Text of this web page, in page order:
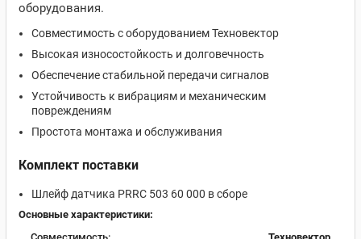
оборудования.
Совместимость с оборудованием Техновектор
Высокая износостойкость и долговечность
Обеспечение стабильной передачи сигналов
Устойчивость к вибрациям и механическим
повреждениям
Простота монтажа и обслуживания
Комплект поставки
Шлейф датчика PRRC 503 60 000 в сборе
Основные характеристики: